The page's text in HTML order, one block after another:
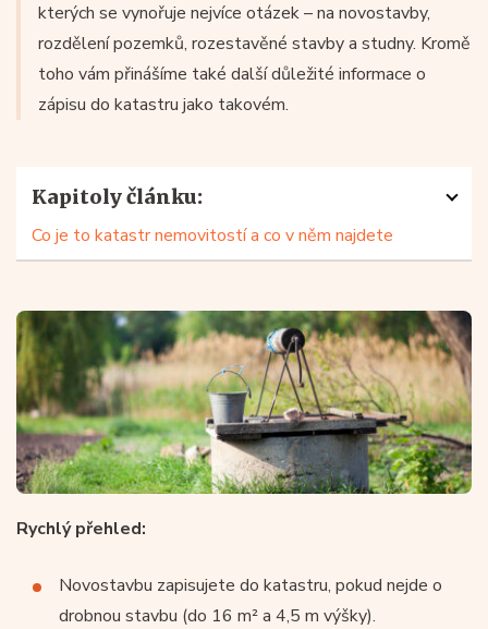
kterých se vynořuje nejvíce otázek – na novostavby,
rozdělení pozemků, rozestavěné stavby a studny. Kromě
toho vám přinášíme také další důležité informace o
zápisu do katastru jako takovém.
Kapitoly článku:
Co je to katastr nemovitostí a co v něm najdete
Rychlý přehled:
Novostavbu zapisujete do katastru, pokud nejde o
drobnou stavbu (do 16 m² a 4,5 m výšky).